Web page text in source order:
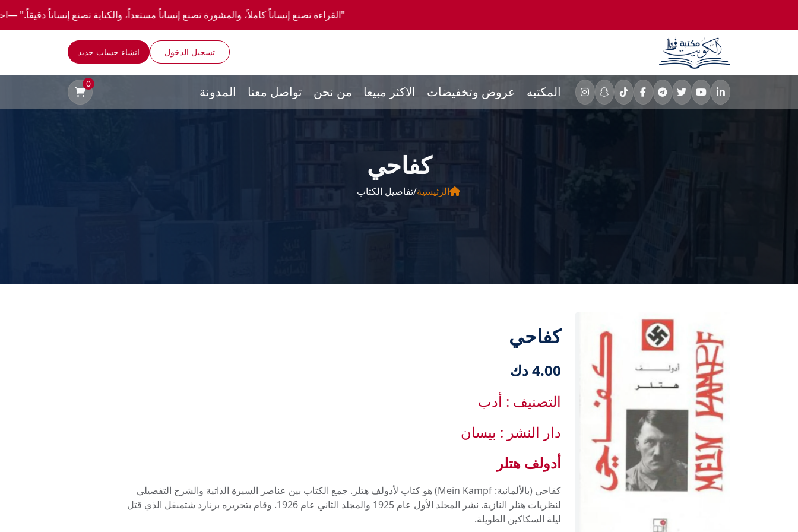
"القراءة تصنع إنساناً كاملاً، والمشورة تصنع إنساناً مستعداً، والكتابة تصنع إنساناً دقيقاً." —احصل علي عروض وخصومات خاصة عن
تسجيل الدخول انشاء حساب جديد
المدونة تواصل معنا من نحن الاكثر مبيعا عروض وتخفيضات المكتبه 0
كفاحي
الرئيسية/تفاصيل الكتاب
كفاحي
4.00 دك
التصنيف : أدب
دار النشر : بيسان
أدولف هتلر
كفاحي (بالألمانية: Mein Kampf) هو كتاب لأدولف هتلر. جمع الكتاب بين عناصر السيرة الذاتية والشرح التفصيلي
لنظريات هتلر النازية. نشر المجلد الأول عام 1925 والمجلد الثاني عام 1926. وقام بتحريره برنارد شتمبفل الذي قتل
ليلة السكاكين الطويلة.